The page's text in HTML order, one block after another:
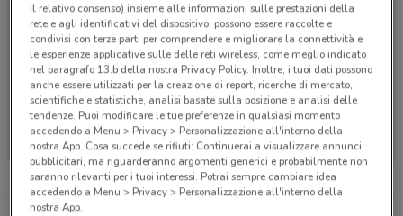
Non ci sono negozi nelle vicinanze
il relativo consenso) insieme alle informazioni sulle prestazioni della
rete e agli identificativi del dispositivo, possono essere raccolte e
condivisi con terze parti per comprendere e migliorare la connettività e
le esperienze applicative sulle delle reti wireless, come meglio indicato
nel paragrafo 13.b della nostra Privacy Policy. Inoltre, i tuoi dati possono
anche essere utilizzati per la creazione di report, ricerche di mercato,
scientifiche e statistiche, analisi basate sulla posizione e analisi delle
tendenze. Puoi modificare le tue preferenze in qualsiasi momento
accedendo a Menu > Privacy > Personalizzazione all'interno della
nostra App. Cosa succede se rifiuti: Continuerai a visualizzare annunci
pubblicitari, ma riguarderanno argomenti generici e probabilmente non
saranno rilevanti per i tuoi interessi. Potrai sempre cambiare idea
accedendo a Menu > Privacy > Personalizzazione all'interno della
nostra App.